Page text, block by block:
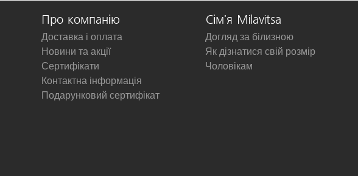
Про компанію
Доставка і оплата
Новини та акції
Сертифікати
Контактна інформація
Подарунковий сертифікат
Сім'я Milavitsa
Догляд за білизною
Як дізнатися свій розмір
Чоловікам